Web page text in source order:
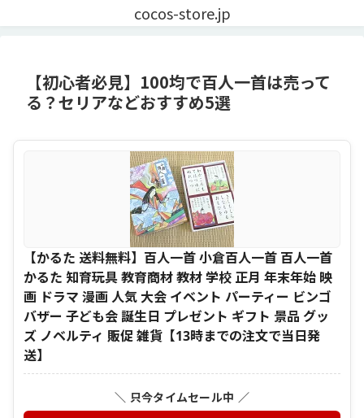
cocos-store.jp
【初心者必見】100均で百人一首は売って
る？セリアなどおすすめ5選
【かるた 送料無料】百人一首 小倉百人一首 百人一首
かるた 知育玩具 教育商材 教材 学校 正月 年末年始 映
画 ドラマ 漫画 人気 大会 イベント パーティー ビンゴ
バザー 子ども会 誕生日 プレゼント ギフト 景品 グッ
ズ ノベルティ 販促 雑貨【13時までの注文で当日発
送】
＼ 只今タイムセール中 ／